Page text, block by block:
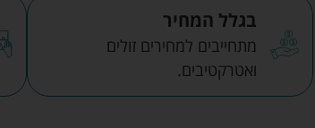
בגלל המחיר
מתחייבים למחירים זולים
ואטרקטיבים.